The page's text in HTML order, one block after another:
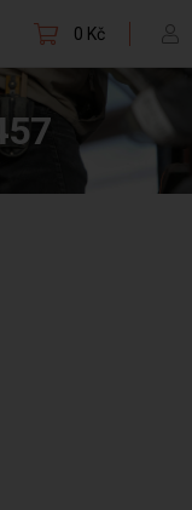
0 Kč